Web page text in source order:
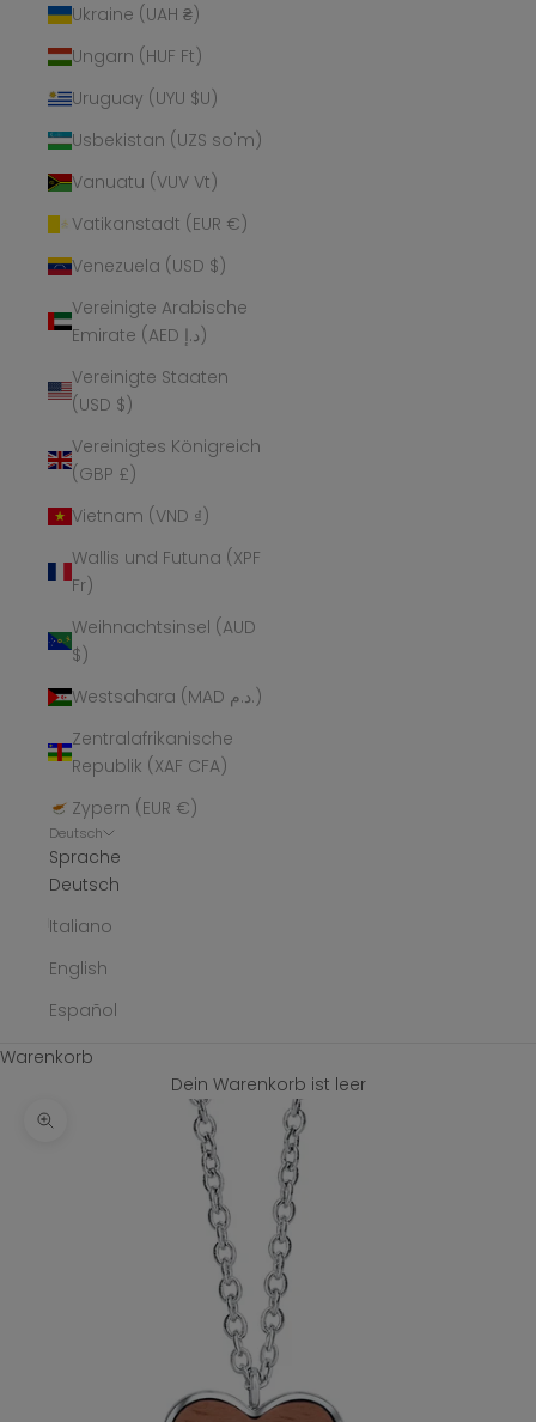
Ukraine (UAH ₴)
Ungarn (HUF Ft)
Uruguay (UYU $U)
Usbekistan (UZS so'm)
Vanuatu (VUV Vt)
Vatikanstadt (EUR €)
Venezuela (USD $)
Vereinigte Arabische
Emirate (AED د.إ)
Vereinigte Staaten
(USD $)
Vereinigtes Königreich
(GBP £)
Vietnam (VND ₫)
Wallis und Futuna (XPF
Fr)
Weihnachtsinsel (AUD
$)
Westsahara (MAD د.م.)
Zentralafrikanische
Republik (XAF CFA)
Zypern (EUR €)
Deutsch
Sprache
Deutsch
Italiano
English
Español
Warenkorb
Dein Warenkorb ist leer
Bild vergrößern